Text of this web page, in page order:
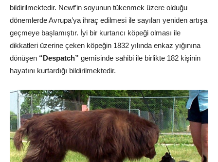
bildirilmektedir. Newf’in soyunun tükenmek üzere olduğu
dönemlerde Avrupa’ya ihraç edilmesi ile sayıları yeniden artışa
geçmeye başlamıştır. İyi bir kurtarıcı köpeği olması ile
dikkatleri üzerine çeken köpeğin 1832 yılında enkaz yığınına
dönüşen “Despatch” gemisinde sahibi ile birlikte 182 kişinin
hayatını kurtardığı bildirilmektedir.